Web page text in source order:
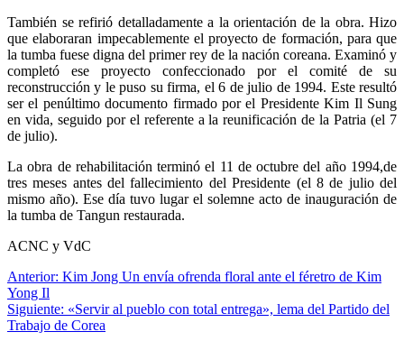
También se refirió detalladamente a la orientación de la obra. Hizo
que elaboraran impecablemente el proyecto de formación, para que
la tumba fuese digna del primer rey de la nación coreana. Examinó y
completó ese proyecto confeccionado por el comité de su
reconstrucción y le puso su firma, el 6 de julio de 1994. Este resultó
ser el penúltimo documento firmado por el PresidenteKim Il Sung
en vida, seguido por el referente a la reunificación de la Patria (el 7
de julio).
La obra de rehabilitación terminó el 11 de octubre del año 1994,de
tres meses antes del fallecimiento del Presidente (el 8 de julio del
mismo año). Ese día tuvo lugar el solemne acto de inauguración de
la tumba de Tangun restaurada.
ACNC y VdC
Navegación
de
entradas
Anterior: Kim Jong Un envía ofrenda floral ante el féretro de Kim
Yong Il
Siguiente: «Servir al pueblo con total entrega», lema del Partido del
Trabajo de Corea